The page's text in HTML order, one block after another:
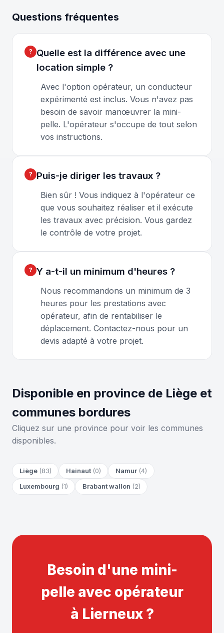
Questions fréquentes
Quelle est la différence avec une
location simple ?
Avec l'option opérateur, un conducteur
expérimenté est inclus. Vous n'avez pas
besoin de savoir manœuvrer la mini-
pelle. L'opérateur s'occupe de tout selon
vos instructions.
Puis-je diriger les travaux ?
Bien sûr ! Vous indiquez à l'opérateur ce
que vous souhaitez réaliser et il exécute
les travaux avec précision. Vous gardez
le contrôle de votre projet.
Y a-t-il un minimum d'heures ?
Nous recommandons un minimum de 3
heures pour les prestations avec
opérateur, afin de rentabiliser le
déplacement. Contactez-nous pour un
devis adapté à votre projet.
Disponible en province de Liège et
communes bordures
Cliquez sur une province pour voir les communes
disponibles.
Liège (83) Hainaut (0) Namur (4)
Luxembourg (1) Brabant wallon (2)
Besoin d'une mini-
pelle avec opérateur
à Lierneux ?